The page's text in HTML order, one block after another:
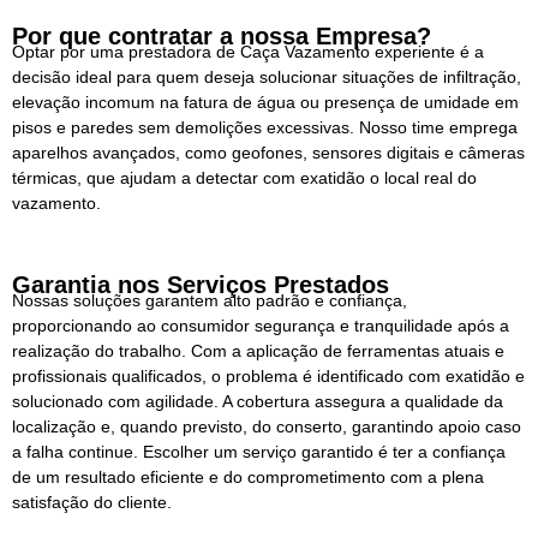
Por que contratar a nossa Empresa?
Optar por uma prestadora de Caça Vazamento experiente é a
decisão ideal para quem deseja solucionar situações de infiltração,
elevação incomum na fatura de água ou presença de umidade em
pisos e paredes sem demolições excessivas. Nosso time emprega
aparelhos avançados, como geofones, sensores digitais e câmeras
térmicas, que ajudam a detectar com exatidão o local real do
vazamento.
Garantia nos Serviços Prestados
Nossas soluções garantem alto padrão e confiança,
proporcionando ao consumidor segurança e tranquilidade após a
realização do trabalho. Com a aplicação de ferramentas atuais e
profissionais qualificados, o problema é identificado com exatidão e
solucionado com agilidade. A cobertura assegura a qualidade da
localização e, quando previsto, do conserto, garantindo apoio caso
a falha continue. Escolher um serviço garantido é ter a confiança
de um resultado eficiente e do comprometimento com a plena
satisfação do cliente.